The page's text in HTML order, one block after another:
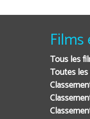
Tous les
Toutes